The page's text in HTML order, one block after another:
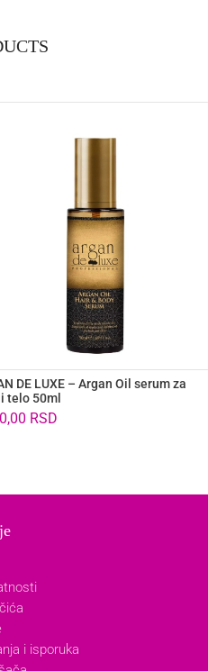
DE LUXE – Argan Oil serum za
telo 50ml
RSD
i isporuka